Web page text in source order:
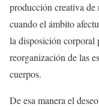
producción creativa de
cuando el ámbito
la disposición corporal
reorganización de las
cuerpos.
De esa manera el